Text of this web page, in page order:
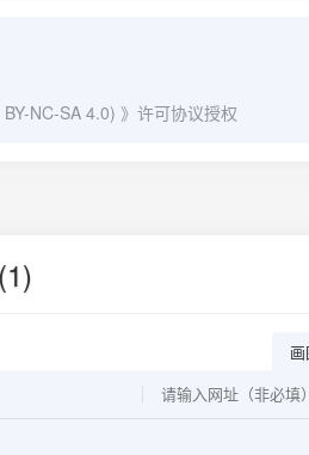
NC-SA 4.0) 》许可协议授权